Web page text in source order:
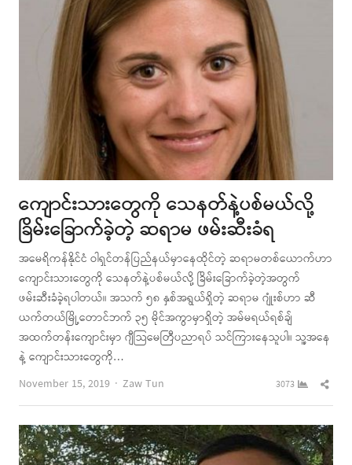
ကျောင်းသားတွေကို သေနတ်နဲ့ပစ်မယ်လို့
ခြိမ်းခြောက်ခဲ့တဲ့ ဆရာမ ဖမ်းဆီးခံရ
အမေရိကန်နိုင်ငံ ဝါရှင်တန်ပြည်နယ်မှာနေထိုင်တဲ့ ဆရာမတစ်ယောက်ဟာ
ကျောင်းသားတွေကို သေနတ်နဲ့ပစ်မယ်လို့ ခြိမ်းခြောက်ခဲ့တဲ့အတွက်
ဖမ်းဆီးခံခဲ့ရပါတယ်။ အသက် ၅၈ နှစ်အရွယ်ရှိတဲ့ ဆရာမ ဂျုံးစ်ဟာ ဆီ
ယက်တယ်မြို့တောင်ဘက် ၃၅ မိုင်အကွာမှာရှိတဲ့ အမ်မရယ်ရစ်ချ်
အထက်တန်းကျောင်းမှာ ဂျီသြမေတြီပညာရပ် သင်ကြားနေသူပါ။ သူ့အနေ
နဲ့ ကျောင်းသားတွေကို…
November 15, 2019
Author
Zaw Tun 3073